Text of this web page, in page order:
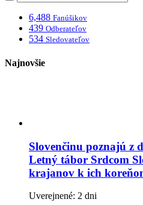
6,488 Fanúšikov
439 Odberateľov
534 Sledovateľov
Najnovšie
Slovenčinu poznajú z
Letný tábor Srdcom
krajanov k ich
Uverejnené: 2 dni